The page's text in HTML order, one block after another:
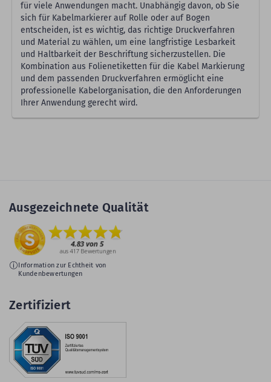
für viele Anwendungen macht. Unabhängig davon, ob Sie
sich für Kabelmarkierer auf Rolle oder auf Bogen
entscheiden, ist es wichtig, das richtige Druckverfahren
und Material zu wählen, um eine langfristige Lesbarkeit
und Haltbarkeit der Beschriftung sicherzustellen. Die
Kombination aus Folienetiketten für die Kabel Markierung
und dem passenden Druckverfahren ermöglicht eine
professionelle Kabelorganisation, die den Anforderungen
Ihrer Anwendung gerecht wird.
Ausgezeichnete Qualität
Information zur Echtheit von
Kundenbewertungen
Zertifiziert